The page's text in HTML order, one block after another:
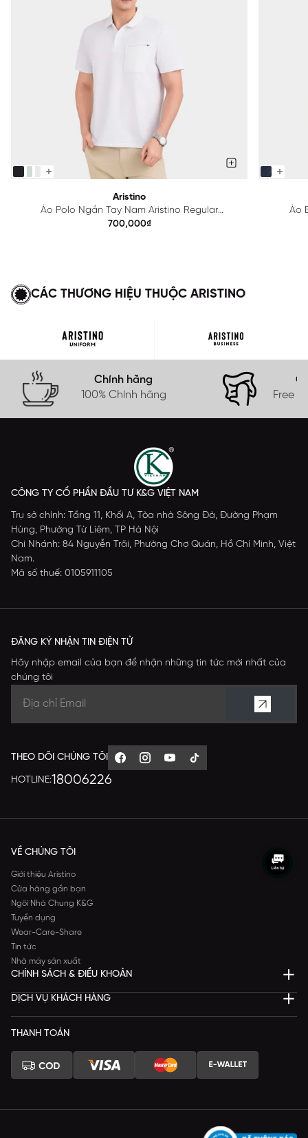
Aristino
Áo Polo Ngắn Tay Nam Aristino Regular
APS615EDP01
700,000₫
Áo
CÁC THƯƠNG HIỆU THUỘC ARISTINO
Chính hãng
100% Chính hãng
Free
CÔNG TY CỔ PHẦN ĐẦU TƯ K&G VIỆT NAM
Trụ sở chính: Tầng 11, Khối A, Tòa nhà Sông Đà, Đường Phạm
Hùng, Phường Từ Liêm, TP Hà Nội
Chi Nhánh: 84 Nguyễn Trãi, Phường Chợ Quán, Hồ Chí Minh, Việt
Nam.
Mã số thuế: 0105911105
ĐĂNG KÝ NHẬN TIN ĐIỆN TỬ
Hãy nhập email của bạn để nhận những tin tức mới nhất của
chúng tôi
THEO DÕI CHÚNG TÔI
HOTLINE:18006226
VỀ CHÚNG TÔI
Giới thiệu Aristino
Cửa hàng gần bạn
Ngôi Nhà Chung K&G
Tuyển dụng
Wear-Care-Share
Tin tức
Nhà máy sản xuất
CHÍNH SÁCH & ĐIỀU KHOẢN
DỊCH VỤ KHÁCH HÀNG
THANH TOÁN